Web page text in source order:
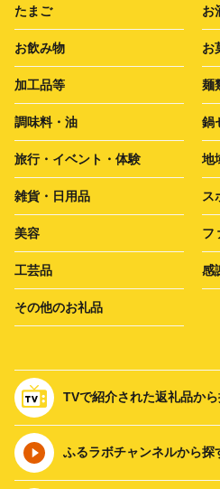
たまご お
お飲み物 お
加工品等 麺
調味料・油 鍋
旅行・イベント・体験 地
雑貨・日用品 ス
美容 フ
工芸品 感
その他のお礼品
TVで紹介された返礼品か
ふるラボチャンネルから探